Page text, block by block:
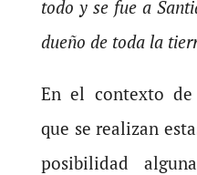
todo y se fue a
dueño de toda la
En el contexto
que se realizan
posibilidad